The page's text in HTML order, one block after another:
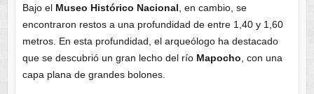
Bajo el Museo Histórico Nacional , en cambio, se
encontraron restos a una profundidad de entre 1,40 y 1,60
metros. En esta profundidad, el arqueólogo ha destacado
que se descubrió un gran lecho del río Mapocho , con una
capa plana de grandes bolones.